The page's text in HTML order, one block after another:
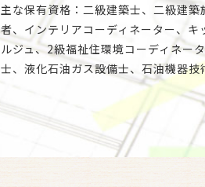
主な保有資格：二級建築士、二級建
者、インテリアコーディネーター、
ルジュ、2級福祉住環境コーディネー
士、液化石油ガス設備士、石油機器